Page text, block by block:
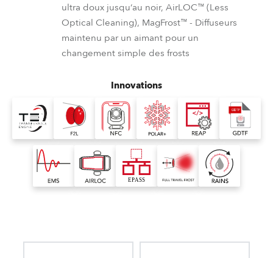
ultra doux jusqu‘au noir, AirLOC™ (Less
Optical Cleaning), MagFrost™ - Diffuseurs
maintenu par un aimant pour un
changement simple des frosts
Innovations